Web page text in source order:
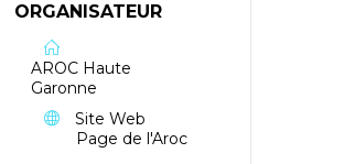
ORGANISATEUR
AROC Haute
Garonne
Site Web
Page de l'Aroc